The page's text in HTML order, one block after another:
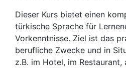
Dieser Kurs bietet einen
türkische Sprache für
Vorkenntnisse. Ziel ist das
berufliche Zwecke und in
z.B. im Hotel, im Restaurant,